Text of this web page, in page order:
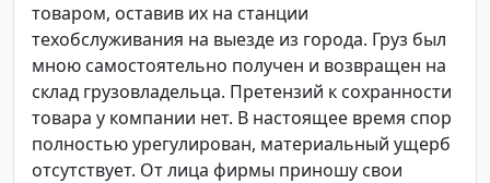
товаром, оставив их на станции
техобслуживания на выезде из города. Груз был
мною самостоятельно получен и возвращен на
склад грузовладельца. Претензий к сохранности
товара у компании нет. В настоящее время спор
полностью урегулирован, материальный ущерб
отсутствует. От лица фирмы приношу свои